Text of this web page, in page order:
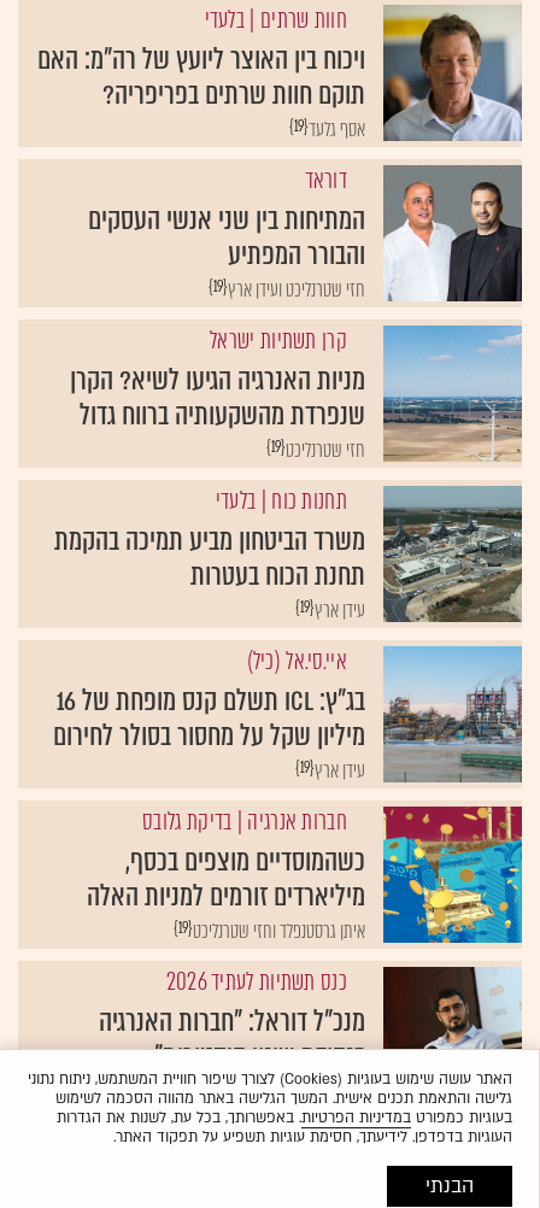
חוות שרתים | בלעדי
ויכוח בין האוצר ליועץ של רה"מ: האם
תוקם חוות שרתים בפריפריה?
{19}אסף גלעד
דוראד
המתיחות בין שני אנשי העסקים
והבורר המפתיע
{19}חזי שטרנליכט ועידן ארץ
קרן תשתיות ישראל
מניות האנרגיה הגיעו לשיא? הקרן
שנפרדת מהשקעותיה ברווח גדול
{19}חזי שטרנליכט
תחנות כוח | בלעדי
משרד הביטחון מביע תמיכה בהקמת
תחנת הכוח בעטרות
{19}עידן ארץ
איי.סי.אל (כיל)
בג"ץ: ICL תשלם קנס מופחת של 16
מיליון שקל על מחסור בסולר לחירום
{19}עידן ארץ
חברות אנרגיה | בדיקת גלובס
כשהמוסדיים מוצפים בכסף,
מיליארדים זורמים למניות האלה
{19}איתן גרסטנפלד וחזי שטרנליכט
כנס תשתיות לעתיד 2026
מנכ"ל דוראל: "חברות האנרגיה
בנקודת שינוי היסטורית"
{19}מאיה לוין
האתר עושה שימוש בעוגיות (Cookies) לצורך שיפור חוויית המשתמש, ניתוח נתוני
גלישה והתאמת תכנים אישית. המשך הגלישה באתר מהווה הסכמה לשימוש
בעוגיות כמפורטבמדיניות הפרטיות. באפשרותך, בכל עת, לשנות את הגדרות
העוגיות בדפדפן. לידיעתך, חסימת עוגיות תשפיע על תפקוד האתר.
הבנתי